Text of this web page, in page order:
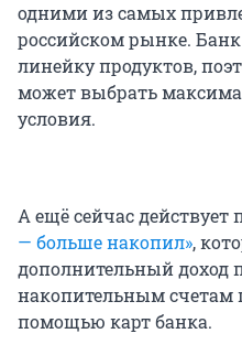
одними из самых
российском рынке.
линейку продуктов,
может выбрать
условия.
А ещё сейчас действует
— больше накопил»,
дополнительный доход
накопительным счетам
помощью карт банка.